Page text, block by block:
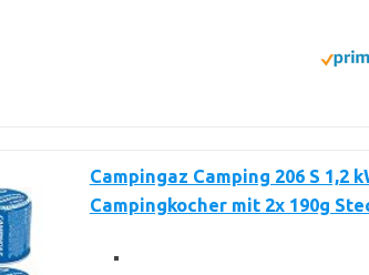
Campingaz Camping 206 S 1,2
Campingkocher mit 2x 190g